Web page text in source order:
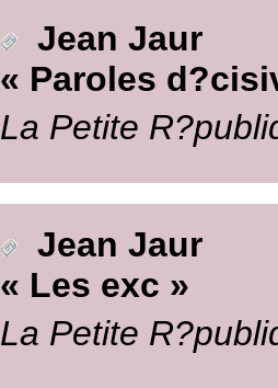
Jean Jaur
« Paroles
La Petite
Jean Jaur
« Les exc »
La Petite